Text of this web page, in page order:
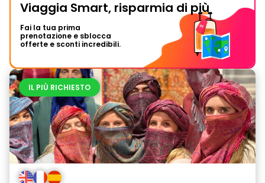
Viaggia Smart, risparmia di più
Fai la tua prima
prenotazione e sblocca
offerte e sconti incredibili.
IL PIÙ RICHIESTO